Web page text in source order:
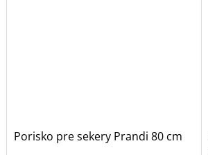
Porisko pre sekery Prandi 80 cm